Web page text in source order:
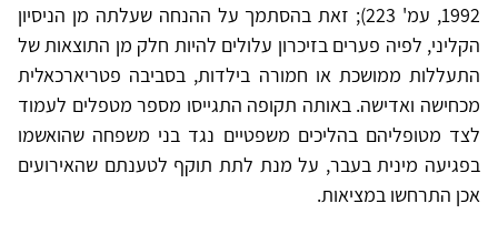
1992, עמ' 223); זאת בהסתמך על ההנחה שעלתה מן הניסיון
הקליני, לפיה פערים בזיכרון עלולים להיות חלק מן התוצאות של
התעללות ממושכת או חמורה בילדות, בסביבה פטריארכאלית
מכחישה ואדישה. באותה תקופה התגייסו מספר מטפלים לעמוד
לצד מטופליהם בהליכים משפטיים נגד בני משפחה שהואשמו
בפגיעה מינית בעבר, על מנת לתת תוקף לטענתם שהאירועים
אכן התרחשו במציאות.